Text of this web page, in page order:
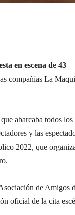
en escena de 43
compañías La
abarcaba todos los
y las
2022, que
de Amigos
oficial de la cita